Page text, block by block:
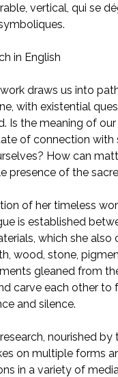
vertical, qui se
in English
draws us into
with existential
Is the meaning of
of connection with
How can
presence of the
of her timeless
is established
which she also
wood, stone,
gleaned from
carve each other to
and silence.
nourished
on multiple forms
in a variety of